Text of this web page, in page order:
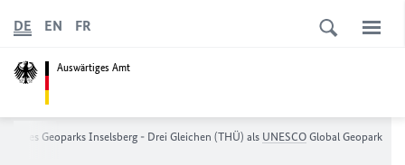
Auswärtiges Amt
DE EN FR
des Geoparks Inselsberg - Drei Gleichen (THÜ) als UNESCO Global Geopark